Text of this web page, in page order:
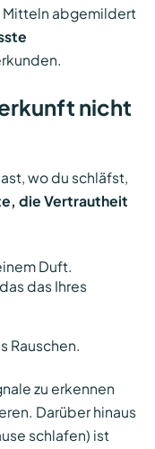
Mitteln abgemildert
nicht
wo du schläfst,
die Vertrautheit
Duft.
das Ihres
Rauschen.
zu erkennen
Darüber hinaus
schlafen) ist